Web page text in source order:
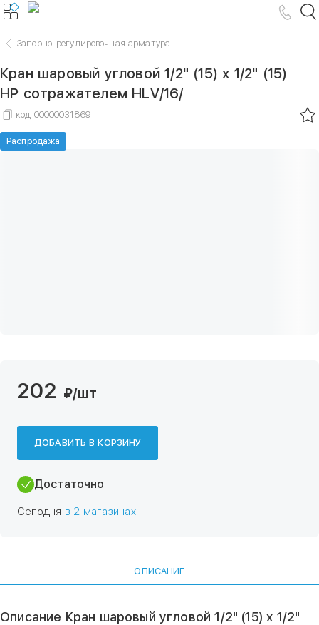
Запорно-регулировочная арматура
Кран шаровый угловой 1/2" (15) х 1/2" (15)
НР сотражателем HLV/16/
код 00000031869
Распродажа
202 ₽/шт
ДОБАВИТЬ В КОРЗИНУ
Достаточно
Сегодня в 2 магазинах
ОПИСАНИЕ
Описание Кран шаровый угловой 1/2" (15) х 1/2"